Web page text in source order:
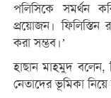
পলিসিকে সমর্থন
প্রয়োজন। ফিলিস্তিন
করা সম্ভব।’
হাছান মাহমুদ বলেন,
নেতাদের ভূমিকা